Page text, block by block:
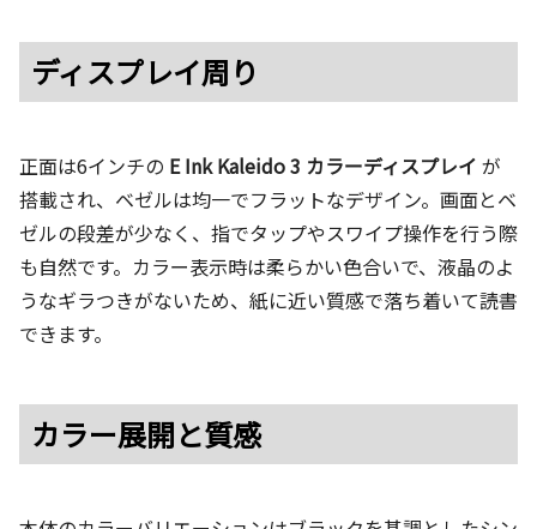
ディスプレイ周り
正面は6インチの E Ink Kaleido 3 カラーディスプレイ が
搭載され、ベゼルは均一でフラットなデザイン。画面とベ
ゼルの段差が少なく、指でタップやスワイプ操作を行う際
も自然です。カラー表示時は柔らかい色合いで、液晶のよ
うなギラつきがないため、紙に近い質感で落ち着いて読書
できます。
カラー展開と質感